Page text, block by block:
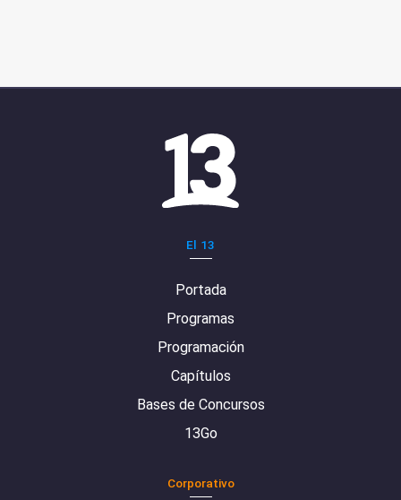
El 13
Portada
Programas
Programación
Capítulos
Bases de Concursos
13Go
Corporativo